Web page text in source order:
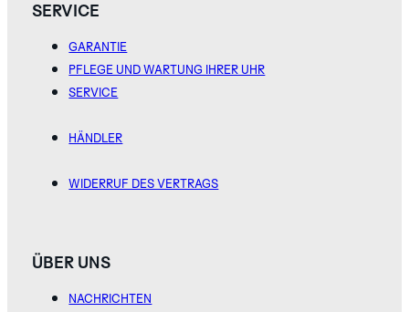
SERVICE
GARANTIE
PFLEGE UND WARTUNG IHRER UHR
SERVICE
HÄNDLER
WIDERRUF DES VERTRAGS
ÜBER UNS
NACHRICHTEN